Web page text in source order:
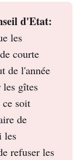
les
courte
de l'année
gîtes
soit
de
les
refuser les